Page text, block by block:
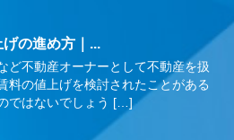
の進め方｜...
ど不動産オーナーとして不動産を扱
料の値上げを検討されたことがある
ではないでしょう […]